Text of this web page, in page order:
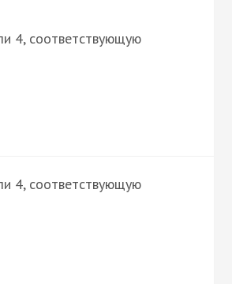
4, соответствующую
4, соответствующую